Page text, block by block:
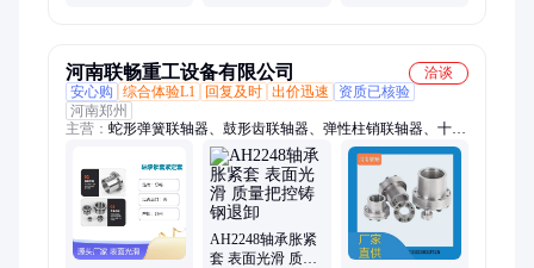
河南联畅重工设备有限公司
洽谈
安心购
综合体验L1 回复及时 出价迅速
资质已核验
河南郑州
主营： 蛇形弹簧联轴器、鼓形齿联轴器、弹性柱销联轴器、十字
万向联轴器、梅花联轴器、星型联轴器、轮胎联轴器、膜片联轴
器、高弹联轴器、永磁联轴器、液压联轴器、液力耦合联轴器
AH2248轴承胀紧
套 表面光滑 质量